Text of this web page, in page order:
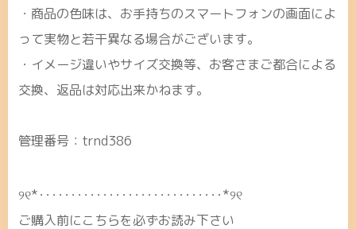
・商品の色味は、お手持ちのスマートフォンの画面によ
って実物と若干異なる場合がございます。
・イメージ違いやサイズ交換等、お客さまご都合による
交換、返品は対応出来かねます。
管理番号：trnd386
୨୧*･････････････････････････････*୨୧
ご購入前にこちらを必ずお読み下さい